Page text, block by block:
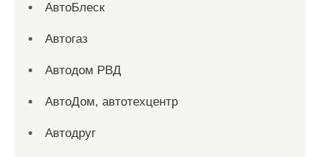
АвтоБлеск
Автогаз
Автодом РВД
АвтоДом, автотехцентр
Автодруг